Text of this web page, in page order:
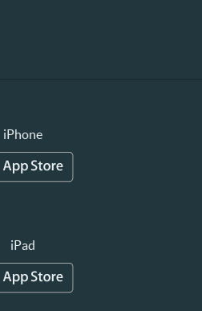
iPhone
iPad